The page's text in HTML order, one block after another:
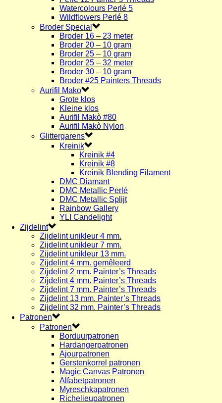
Watercolours Perlé 5
Wildflowers Perlé 8
Broder Special
Broder 16 – 23 meter
Broder 20 – 10 gram
Broder 25 – 10 gram
Broder 25 – 32 meter
Broder 30 – 10 gram
Broder #25 Painters Threads
Aurifil Mako
Grote klos
Kleine klos
Aurifil Makò #80
Aurifil Makò Nylon
Glittergarens
Kreinik
Kreinik #4
Kreinik #8
Kreinik Blending Filament
DMC Diamant
DMC Metallic Perlé
DMC Metallic Splijt
Rainbow Gallery
YLI Candelight
Zijdelint
Zijdelint unikleur 4 mm.
Zijdelint unikleur 7 mm.
Zijdelint unikleur 13 mm.
Zijdelint 4 mm. gemêleerd
Zijdelint 2 mm. Painter’s Threads
Zijdelint 4 mm. Painter’s Threads
Zijdelint 7 mm. Painter’s Threads
Zijdelint 13 mm. Painter’s Threads
Zijdelint 32 mm. Painter’s Threads
Patronen
Patronen
Borduurpatronen
Hardangerpatronen
Ajourpatronen
Gerstenkorrel patronen
Magic Canvas Patronen
Alfabetpatronen
Myreschkapatronen
Richelieupatronen